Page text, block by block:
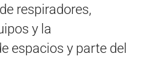
respiradores,
y la
espacios y parte del